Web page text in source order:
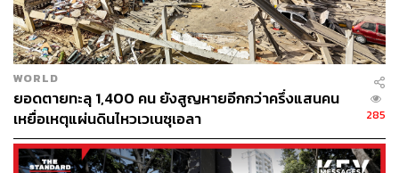
WORLD
ยอดตายทะลุ 1,400 คน ยังสูญหายอีกกว่าครึ่งแสนคน
เหยื่อเหตุแผ่นดินไหวเวเนซุเอลา
285